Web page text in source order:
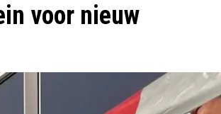
voor nieuw